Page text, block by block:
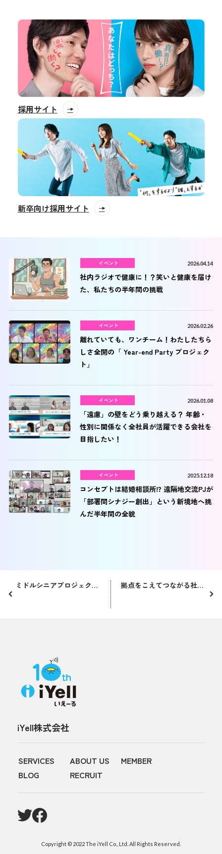
採用サイト
新卒向け採用サイト
イベント 2026.04.14
社内ラジオで健康に！？笑いと健康を届け
た、私たちの半年間の挑戦
イベント 2026.02.26
離れていても、ワンチーム！わたしたちら
しさ全開の「 Year-end Party プロジェク
ト」
イベント 2026.01.08
「遠慮」の壁をどう乗り越える？ 年齢・
性別に関係なく全社員が活躍できる会社を
目指したい！
イベント 2025.12.18
コンセプトは結婚相談所!? 遠隔地交流PJが
「部署間シナジー創出」という新境地へ挑
んだ半年間の全貌
ミドルシニアプロジェクト：元気に出社してもらいたい願いから… 拠点をこえてつながる社員参加型動画！動いて笑って健康アップ！
iYell株式会社
SERVICES ABOUT US
MEMBER
BLOG
RECRUIT
Copyright © 2022 The iYell Co., Ltd. All Rights Reserved.